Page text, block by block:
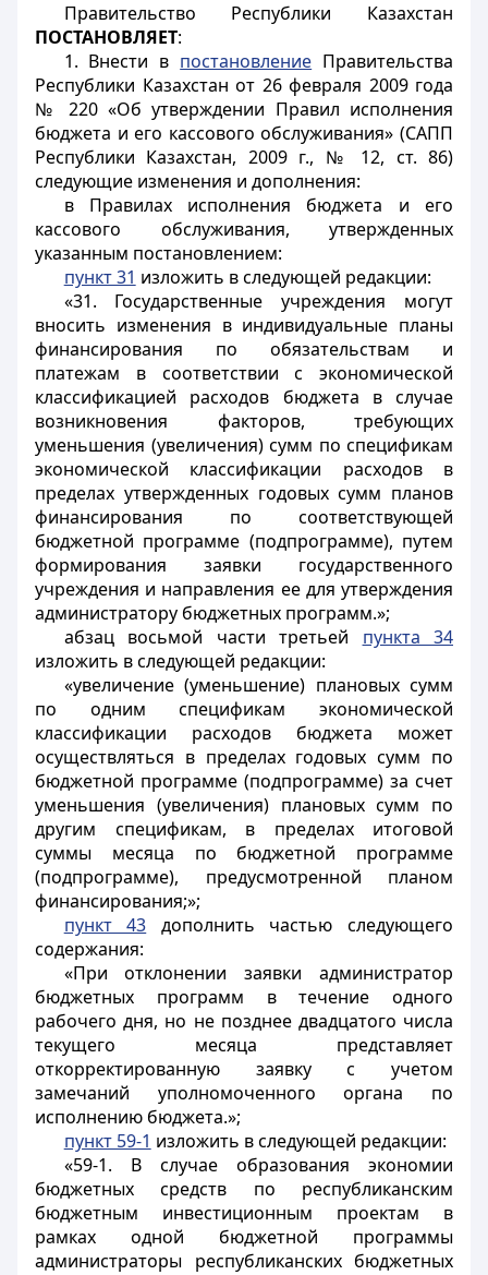
Правительство Республики Казахстан
ПОСТАНОВЛЯЕТ:
1. Внести в постановление Правительства
Республики Казахстан от 26 февраля 2009 года
№ 220 «Об утверждении Правил исполнения
бюджета и его кассового обслуживания» (САПП
Республики Казахстан, 2009 г., № 12, ст. 86)
следующие изменения и дополнения:
в Правилах исполнения бюджета и его
кассового обслуживания, утвержденных
указанным постановлением:
пункт 31 изложить в следующей редакции:
«31. Государственные учреждения могут
вносить изменения в индивидуальные планы
финансирования по обязательствам и
платежам в соответствии с экономической
классификацией расходов бюджета в случае
возникновения факторов, требующих
уменьшения (увеличения) сумм по спецификам
экономической классификации расходов в
пределах утвержденных годовых сумм планов
финансирования по соответствующей
бюджетной программе (подпрограмме), путем
формирования заявки государственного
учреждения и направления ее для утверждения
администратору бюджетных программ.»;
абзац восьмой части третьей пункта 34
изложить в следующей редакции:
«увеличение (уменьшение) плановых сумм
по одним спецификам экономической
классификации расходов бюджета может
осуществляться в пределах годовых сумм по
бюджетной программе (подпрограмме) за счет
уменьшения (увеличения) плановых сумм по
другим спецификам, в пределах итоговой
суммы месяца по бюджетной программе
(подпрограмме), предусмотренной планом
финансирования;»;
пункт 43 дополнить частью следующего
содержания:
«При отклонении заявки администратор
бюджетных программ в течение одного
рабочего дня, но не позднее двадцатого числа
текущего месяца представляет
откорректированную заявку с учетом
замечаний уполномоченного органа по
исполнению бюджета.»;
пункт 59-1 изложить в следующей редакции:
«59-1. В случае образования экономии
бюджетных средств по республиканским
бюджетным инвестиционным проектам в
рамках одной бюджетной программы
администраторы республиканских бюджетных